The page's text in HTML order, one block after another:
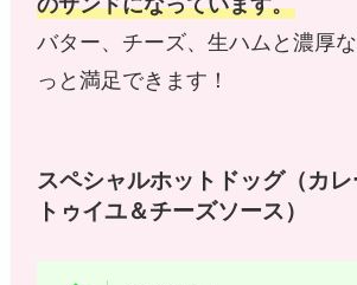
バター、チーズ、生ハムと濃厚
っと満足できます！
スペシャルホットドッグ（カ
トゥイユ＆チーズソース）